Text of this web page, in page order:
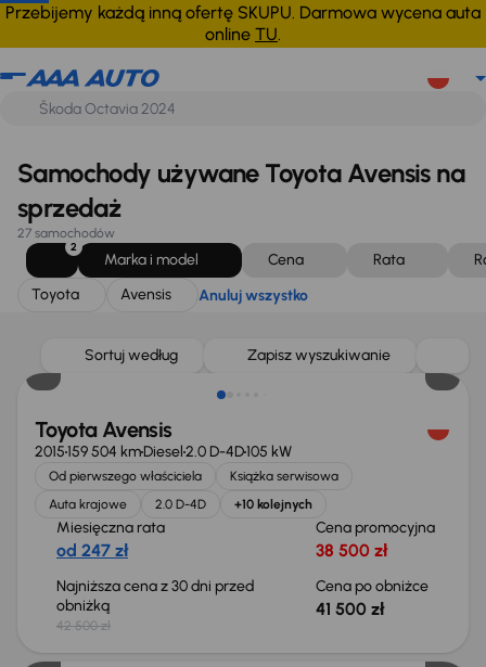
Przebijemy każdą inną ofertę SKUPU. Darmowa wycena auta
online TU.
Toyota Avensis Anuluj wszystko
Samochody używane Toyota Avensis na
sprzedaż
27 samochodów
2
Marka i model Cena Rata
Toyota
Avensis Anuluj wszystko
Sortuj według Zapisz wyszukiwanie
Taniej o 1 000 zł
Toyota Avensis
2015159 504 kmDiesel2.0 D-4D105 kW
Od pierwszego właściciela
Książka serwisowa
Auta krajowe
2.0 D-4D +10 kolejnych
Miesięczna rata
od 247 zł
Cena promocyjna
38 500 zł
Najniższa cena z 30 dni przed
obniżką
42 500 zł
Cena po obniżce
41 500 zł
Taniej o 500 zł